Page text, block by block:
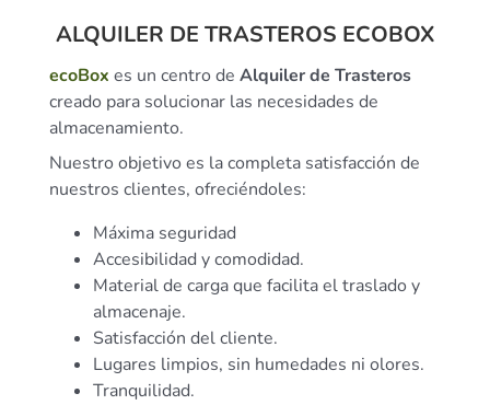
ALQUILER DE TRASTEROS ECOBOX
ecoBox es un centro de Alquiler de Trasteros
creado para solucionar las necesidades de
almacenamiento.
Nuestro objetivo es la completa satisfacción de
nuestros clientes, ofreciéndoles:
Máxima seguridad
Accesibilidad y comodidad.
Material de carga que facilita el traslado y
almacenaje.
Satisfacción del cliente.
Lugares limpios, sin humedades ni olores.
Tranquilidad.